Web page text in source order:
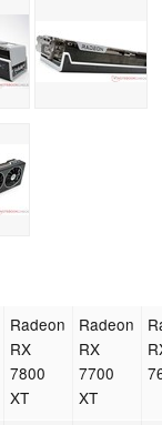
Radeon
RX
7800
XT
Radeon
RX
7700
XT